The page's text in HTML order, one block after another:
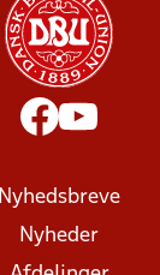
Nyhedsbreve
Nyheder